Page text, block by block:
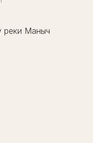
реки Маныч